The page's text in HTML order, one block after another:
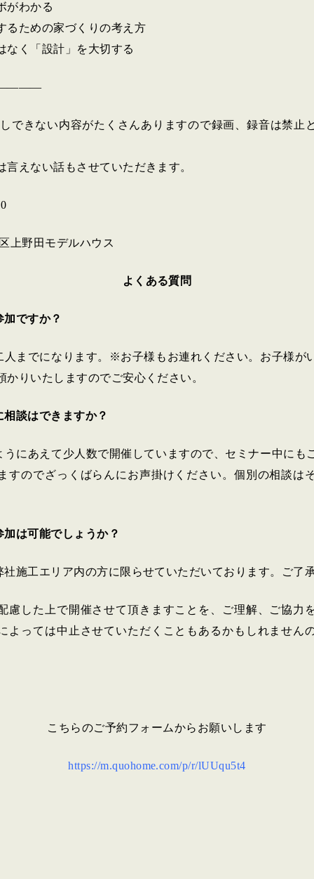
がわかる
るための家づくりの考え方
なく「設計」を大切する
できない内容がたくさんありますので録画、録音は禁止
言えない話もさせていただきます。
上野田モデルハウス
よくある質問
ですか？
人までになります。※お子様もお連れください。お子様が
かりいたしますのでご安心ください。
談はできますか？
うにあえて少人数で開催していますので、セミナー中にも
すのでざっくばらんにお声掛けください。個別の相談は
は可能でしょうか？
社施工エリア内の方に限らせていただいております。ご了
慮した上で開催させて頂きますことを、ご理解、ご協力
よっては中止させていただくこともあるかもしれません
こちらのご予約フォームからお願いします
https://m.quohome.com/p/r/lUUqu5t4